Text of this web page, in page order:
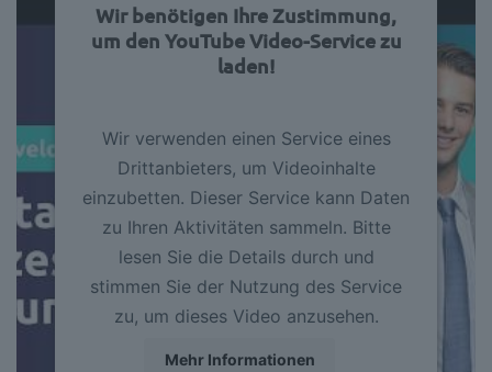
Wir benötigen Ihre Zustimmung,
um den YouTube Video-Service zu
laden!
Wir verwenden einen Service eines
Drittanbieters, um Videoinhalte
einzubetten. Dieser Service kann Daten
zu Ihren Aktivitäten sammeln. Bitte
lesen Sie die Details durch und
stimmen Sie der Nutzung des Service
zu, um dieses Video anzusehen.
Mehr Informationen